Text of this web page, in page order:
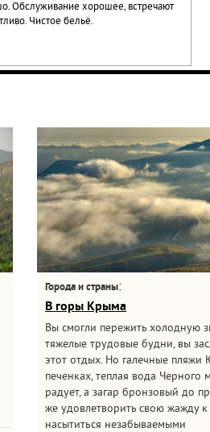
Обслуживание хорошее, встречают
Чистое бельё.
Города и страны:
В горы Крыма
Вы смогли пережить холодную
тяжелые трудовые будни, вы
этот отдых. Но галечные
печенках, теплая вода Черного
радует, а загар бронзовый до
же удовлетворить свою жажду
насытиться незабываемыми